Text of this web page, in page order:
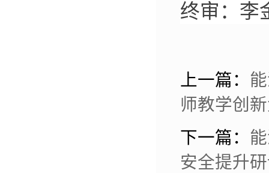
终审：李
上一篇：
师教学创
下一篇：
安全提升